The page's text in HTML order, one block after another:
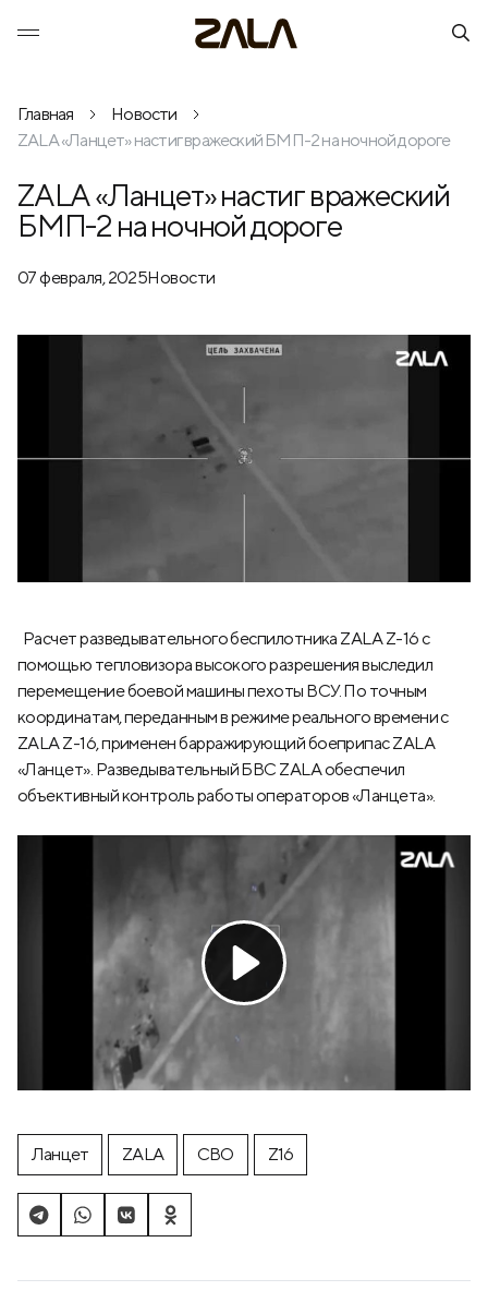
Главная
Новости
ZALA «Ланцет» настиг вражеский БМП-2 на ночной дороге
ZALA «Ланцет» настиг вражеский
БМП-2 на ночной дороге
07 февраля, 2025Новости
Расчет разведывательного беспилотника ZALA Z-16 с
помощью тепловизора высокого разрешения выследил
перемещение боевой машины пехоты ВСУ. По точным
координатам, переданным в режиме реального времени с
ZALA Z-16, применен барражирующий боеприпас ZALA
«Ланцет». Разведывательный БВС ZALA обеспечил
объективный контроль работы операторов «Ланцета».
Ланцет ZALA СВО Z16